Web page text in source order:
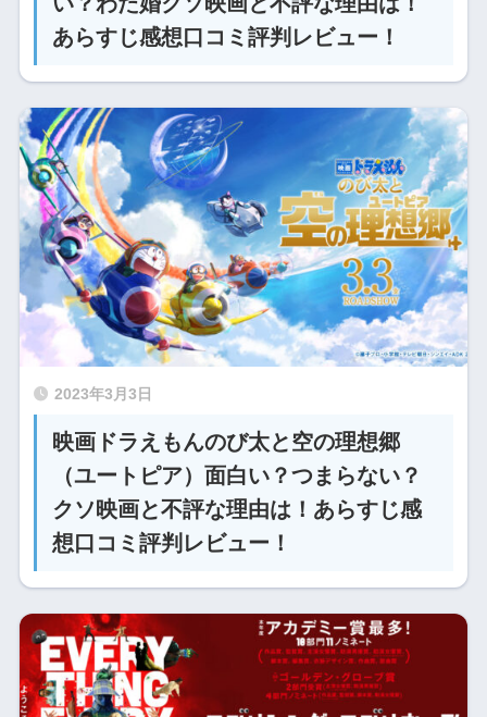
あらすじ感想口コミ評判レビュー！
2023年3月3日
映画ドラえもんのび太と空の理想郷
（ユートピア）面白い？つまらない？
クソ映画と不評な理由は！あらすじ感
想口コミ評判レビュー！